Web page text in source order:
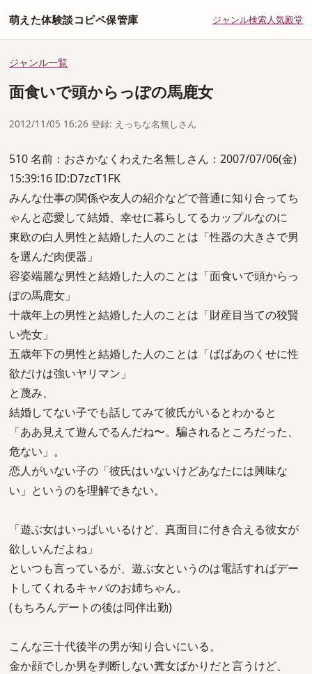
萌えた体験談コピペ保管庫 ジャンル検索人気殿堂
ジャンル一覧
面食いで頭からっぽの馬鹿女
2012/11/05 16:26 登録: えっちな名無しさん
510 名前：おさかなくわえた名無しさん：2007/07/06(金)
15:39:16 ID:D7zcT1FK
みんな仕事の関係や友人の紹介などで普通に知り合ってち
ゃんと恋愛して結婚、幸せに暮らしてるカップルなのに
東欧の白人男性と結婚した人のことは「性器の大きさで男
を選んだ肉便器」
容姿端麗な男性と結婚した人のことは「面食いで頭からっ
ぽの馬鹿女」
十歳年上の男性と結婚した人のことは「財産目当ての狡賢
い売女」
五歳年下の男性と結婚した人のことは「ばばあのくせに性
欲だけは強いヤリマン」
と蔑み、
結婚してない子でも話してみて彼氏がいるとわかると
「ああ見えて遊んでるんだね〜。騙されるところだった、
危ない」。
恋人がいない子の「彼氏はいないけどあなたには興味な
い」というのを理解できない。
「遊ぶ女はいっぱいいるけど、真面目に付き合える彼女が
欲しいんだよね」
といつも言っているが、遊ぶ女というのは電話すればデー
トしてくれるキャバのお姉ちゃん。
(もちろんデートの後は同伴出勤)
こんな三十代後半の男が知り合いにいる。
金か顔でしか男を判断しない糞女ばかりだと言うけど、